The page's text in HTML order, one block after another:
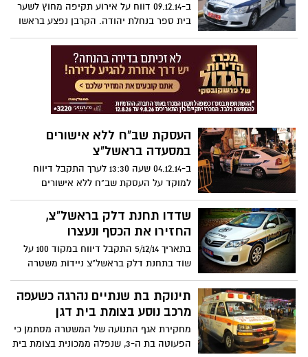
ב-09.12.14 דווח על אירוע תקיפה מחוץ לשער
בית ספר בנחלת יהודה. הקרבן נפצע בראשו
ופונה ע"י מד"א במצב קל –בינוני .
העסקת שב"ח ללא אישורים
במסעדה בראשל"צ
ב-04.12.14 שעה 13:30 לערך התקבל דיווח
למוקד על העסקת שב"ח ללא אישורים
במסעדה בראשל"צ.שוטרים הגיעו למסעדה
ופגשו בבעל המסעדה שבתחקור אמר שיש לו
עובד שעובד כמה שבועות אצלו ולטענתו לא
שדדו תחנת דלק בראשל"צ,
החזירו את הכסף ונעצרו
בתאריך 5/12/14 התקבל דיווח במקוד 100 על
שוד בתחנת דלק בראשל"צ ניידות משטרה
שהגיעו למקום חברו למודיע שהצביע להם על
שני חשודים שהיו אצלו בתחנת דלק
תינוקת בת שנתיים נהרגה כשעפה
מרכב נוסע בצומת בית דגן
מחקירת אגף התנועה של המשטרה מסתמן כי
הפעוטה בת ה-3, שנפלה ממכונית בצומת בית